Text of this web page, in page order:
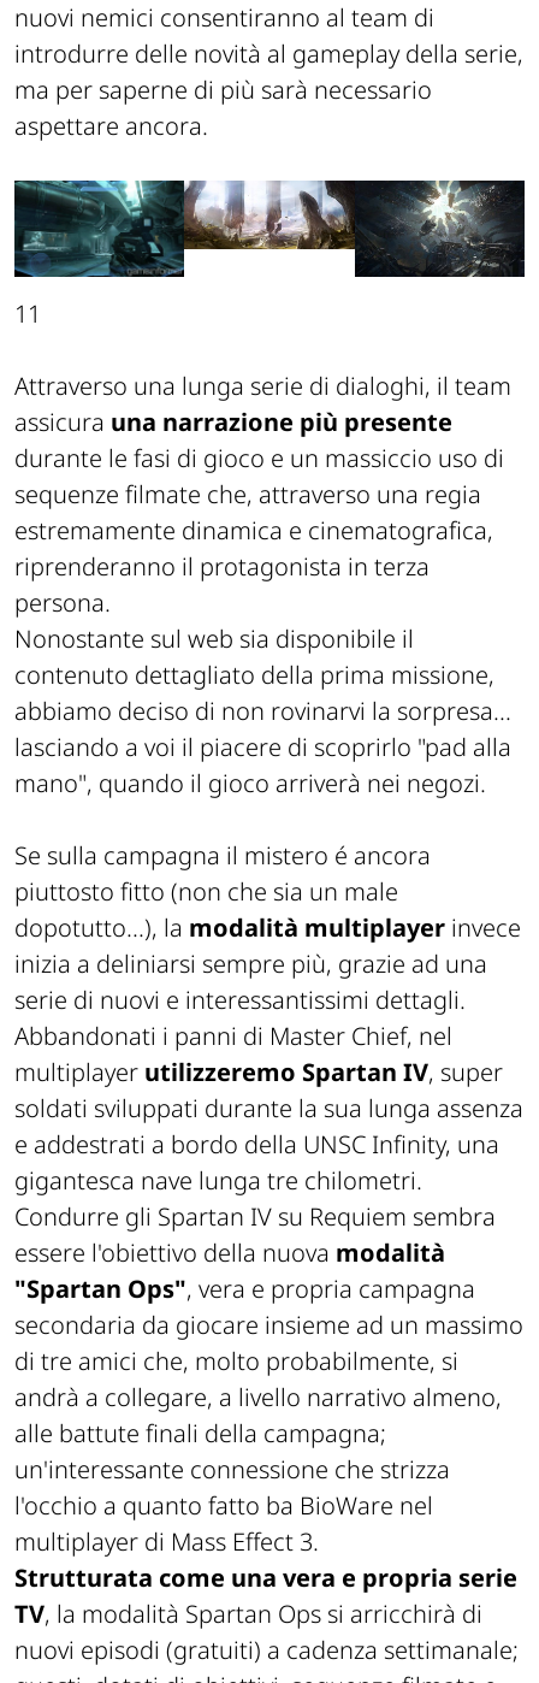
nuovi nemici consentiranno al team di
introdurre delle novità al gameplay della serie,
ma per saperne di più sarà necessario
aspettare ancora.
11
Attraverso una lunga serie di dialoghi, il team
assicura una narrazione più presente
durante le fasi di gioco e un massiccio uso di
sequenze filmate che, attraverso una regia
estremamente dinamica e cinematografica,
riprenderanno il protagonista in terza
persona.
Nonostante sul web sia disponibile il
contenuto dettagliato della prima missione,
abbiamo deciso di non rovinarvi la sorpresa...
lasciando a voi il piacere di scoprirlo "pad alla
mano", quando il gioco arriverà nei negozi.
Se sulla campagna il mistero é ancora
piuttosto fitto (non che sia un male
dopotutto...), la modalità multiplayer invece
inizia a deliniarsi sempre più, grazie ad una
serie di nuovi e interessantissimi dettagli.
Abbandonati i panni di Master Chief, nel
multiplayer utilizzeremo Spartan IV, super
soldati sviluppati durante la sua lunga assenza
e addestrati a bordo della UNSC Infinity, una
gigantesca nave lunga tre chilometri.
Condurre gli Spartan IV su Requiem sembra
essere l'obiettivo della nuova modalità
"Spartan Ops", vera e propria campagna
secondaria da giocare insieme ad un massimo
di tre amici che, molto probabilmente, si
andrà a collegare, a livello narrativo almeno,
alle battute finali della campagna;
un'interessante connessione che strizza
l'occhio a quanto fatto ba BioWare nel
multiplayer di Mass Effect 3.
Strutturata come una vera e propria serie
TV, la modalità Spartan Ops si arricchirà di
nuovi episodi (gratuiti) a cadenza settimanale;